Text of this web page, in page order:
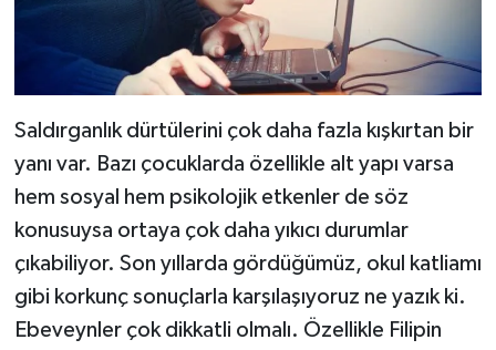
Saldırganlık dürtülerini çok daha fazla kışkırtan bir
yanı var. Bazı çocuklarda özellikle alt yapı varsa
hem sosyal hem psikolojik etkenler de söz
konusuysa ortaya çok daha yıkıcı durumlar
çıkabiliyor. Son yıllarda gördüğümüz, okul katliamı
gibi korkunç sonuçlarla karşılaşıyoruz ne yazık ki.
Ebeveynler çok dikkatli olmalı. Özellikle Filipin